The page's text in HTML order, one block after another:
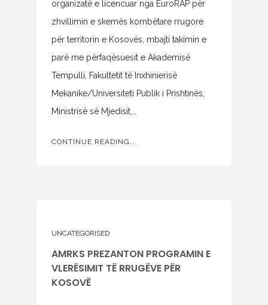
organizatë e licencuar nga EuroRAP për
zhvillimin e skemës kombëtare rrugore
për territorin e Kosovës, mbajti takimin e
parë me përfaqësuesit e Akademisë
Tempulli, Fakultetit të Inxhinierisë
Mekanike/Universiteti Publik i Prishtinës,
Ministrisë së Mjedisit,…
CONTINUE READING...
UNCATEGORISED
AMRKS PREZANTON PROGRAMIN E
VLERËSIMIT TË RRUGËVE PËR
KOSOVË